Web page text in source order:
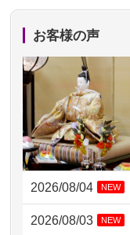
2026/08/06 06:48
2026/08/05 15:07
2026/08/05 11:33
2026/08/04 17:34
2026/08/04 15:40
2026/08/04 14:04
2026/08/04 00:38
お客様の声
2026/08/04 NEW
2026/08/03 NEW